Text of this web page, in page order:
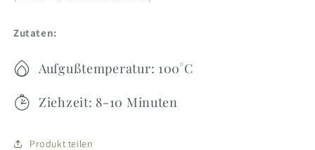
Zutaten:
Aufgußtemperatur: 100°C
Ziehzeit: 8-10 Minuten
Produkt teilen